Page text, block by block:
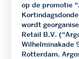
op de promotie
wordt
Retail B.V.
Wilhelminakade
Rotterdam.